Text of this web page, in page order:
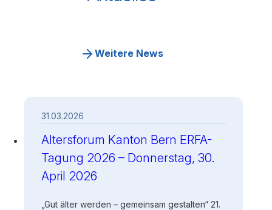
Weitere News
Altersforum Kanton Bern ERFA-
Tagung 2026 – Donnerstag, 30.
April 2026
31.03.2026
„Gut älter werden – gemeinsam gestalten“ 21.